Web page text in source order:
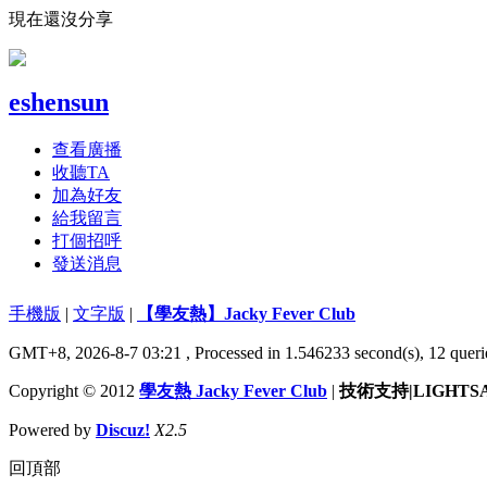
現在還沒分享
eshensun
查看廣播
收聽TA
加為好友
給我留言
打個招呼
發送消息
手機版 | 文字版 | 【學友熱】Jacky Fever Club
GMT+8, 2026-8-7 03:21 , Processed in 1.546233 second(s), 12
Copyright © 2012 學友熱 Jacky Fever Club | 技術支持
Powered by Discuz! X2.5
回頂部